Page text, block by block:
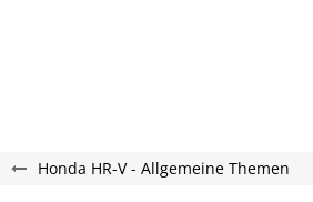
Honda HR-V - Allgemeine Themen